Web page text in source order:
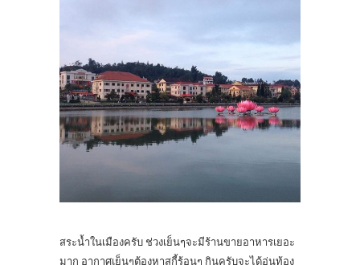
สระน้ำในเมืองครับ ช่วงเย็นๆจะมีร้านขายอาหารเยอะ
มาก อากาศเย็นๆต้องหาสุกี้ร้อนๆ กินครับจะได้อุ่นท้อง